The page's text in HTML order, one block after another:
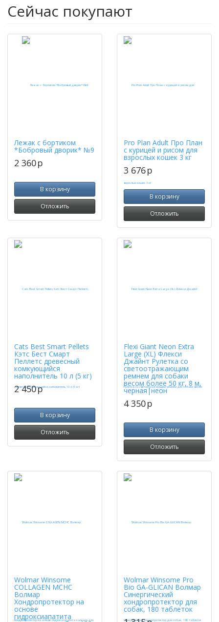
Сейчас покупают
Лежак с бортиком
*Бобровый дворик* №9
2 360p
В корзину
Отложить
Pro Plan Adult Про План
с курицей и рисом для
взрослых кошек 3 кг
3 676p
В корзину
Отложить
Cats Best Smart Pellets
Кэтс Бест Смарт
Пеллетс древесный
комкующийся
наполнитель 10 л (5 кг)
2 450p
В корзину
Отложить
Flexi Giant Neon Extra
Large (XL) Флекси
Джайнт Рулетка со
светоотражающим
ремнем для собаки
весом более 50 кг, 8 м,
черная|неон
4 350p
В корзину
Отложить
Wolmar Winsome
COLLAGEN MCHC
Волмар
Хондропротектор на
основе
гидроксиапатита
Wolmar Winsome Pro
Bio GA-GLICAN Волмар
Синергический
хондропротектор для
собак, 180 таблеток